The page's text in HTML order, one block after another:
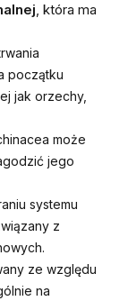
, która ma
początku
jak orzechy,
może
jego
systemu
z
ze względu
na